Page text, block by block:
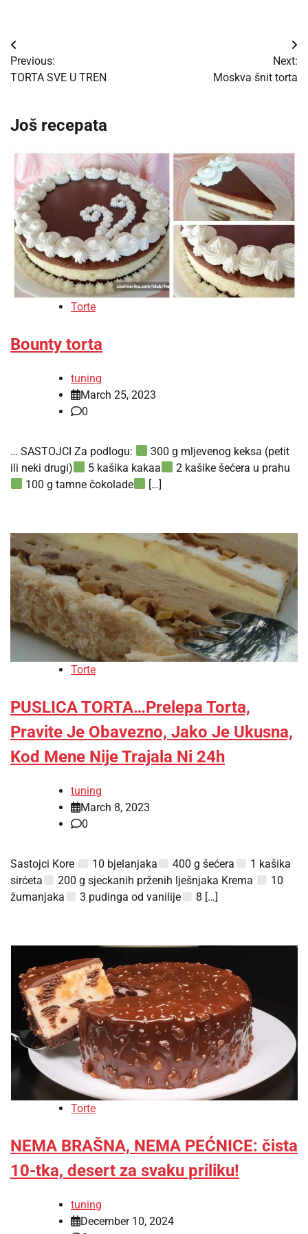
Post
navigation
Previous:
TORTA SVE U TREN
Next:
Moskva šnit torta
Još recepata
Torte
Bounty torta
tuning
March 25, 2023
0
… SASTOJCI Za podlogu:
300 g mljevenog keksa (petit
ili neki drugi)
5 kašika kakaa
2 kašike šećera u prahu
100 g tamne čokolade
[…]
Torte
PUSLICA TORTA…Prelepa Torta,
Pravite Je Obavezno, Jako Je Ukusna,
Kod Mene Nije Trajala Ni 24h
tuning
March 8, 2023
0
Sastojci Kore 10 bjelanjaka 400 g šećera
1 kašika
sirćeta
200 g sjeckanih prženih lješnjaka Krema
10
žumanjaka
3 pudinga od vanilije 8 […]
Torte
NEMA BRAŠNA, NEMA PEĆNICE: čista
10-tka, desert za svaku priliku!
tuning
December 10, 2024